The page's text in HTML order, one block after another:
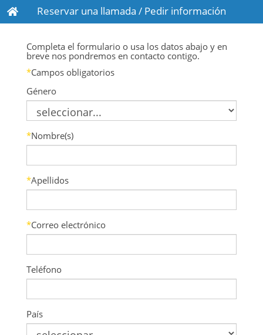
Reservar una llamada / Pedir información
Completa el formulario o usa los datos abajo y en
breve nos pondremos en contacto contigo.
*Campos obligatorios
Género
*Nombre(s)
*Apellidos
*Correo electrónico
Teléfono
País